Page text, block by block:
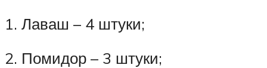
1. Лаваш – 4 штуки;
2. Помидор – 3 штуки;